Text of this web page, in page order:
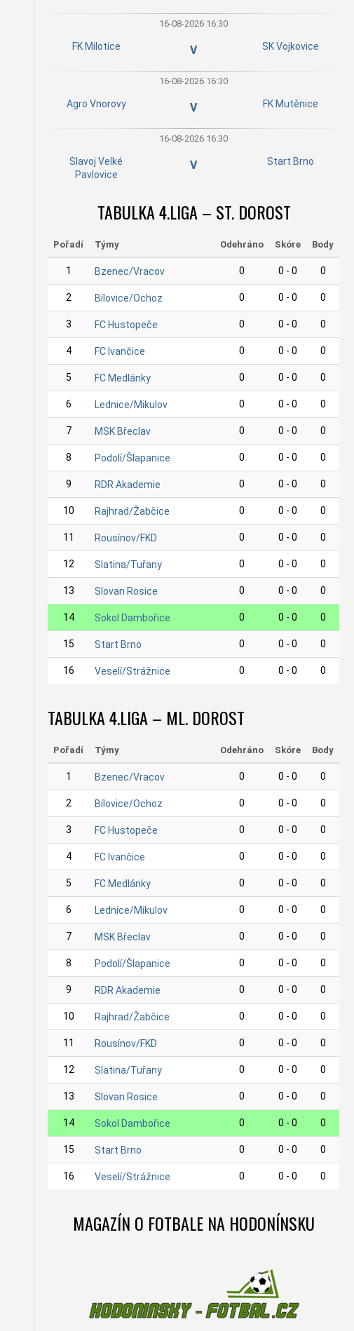
16-08-2026 16:30
FK Milotice V SK Vojkovice
16-08-2026 16:30
Agro Vnorovy V FK Mutěnice
16-08-2026 16:30
Slavoj Velké
Pavlovice
V Start Brno
TABULKA 4.LIGA – ST. DOROST
Pořadí Týmy Odehráno Skóre Body
1 Bzenec/Vracov 0 0 - 0 0
2 Bílovice/Ochoz 0 0 - 0 0
3 FC Hustopeče 0 0 - 0 0
4 FC Ivančice 0 0 - 0 0
5 FC Medlánky 0 0 - 0 0
6 Lednice/Mikulov 0 0 - 0 0
7 MSK Břeclav 0 0 - 0 0
8 Podolí/Šlapanice 0 0 - 0 0
9 RDR Akademie 0 0 - 0 0
10 Rajhrad/Žabčice 0 0 - 0 0
11 Rousínov/FKD 0 0 - 0 0
12 Slatina/Tuřany 0 0 - 0 0
13 Slovan Rosice 0 0 - 0 0
14 Sokol Dambořice 0 0 - 0 0
15 Start Brno 0 0 - 0 0
16 Veselí/Strážnice 0 0 - 0 0
TABULKA 4.LIGA – ML. DOROST
Pořadí Týmy Odehráno Skóre Body
1 Bzenec/Vracov 0 0 - 0 0
2 Bílovice/Ochoz 0 0 - 0 0
3 FC Hustopeče 0 0 - 0 0
4 FC Ivančice 0 0 - 0 0
5 FC Medlánky 0 0 - 0 0
6 Lednice/Mikulov 0 0 - 0 0
7 MSK Břeclav 0 0 - 0 0
8 Podolí/Šlapanice 0 0 - 0 0
9 RDR Akademie 0 0 - 0 0
10 Rajhrad/Žabčice 0 0 - 0 0
11 Rousínov/FKD 0 0 - 0 0
12 Slatina/Tuřany 0 0 - 0 0
13 Slovan Rosice 0 0 - 0 0
14 Sokol Dambořice 0 0 - 0 0
15 Start Brno 0 0 - 0 0
16 Veselí/Strážnice 0 0 - 0 0
MAGAZÍN O FOTBALE NA HODONÍNSKU